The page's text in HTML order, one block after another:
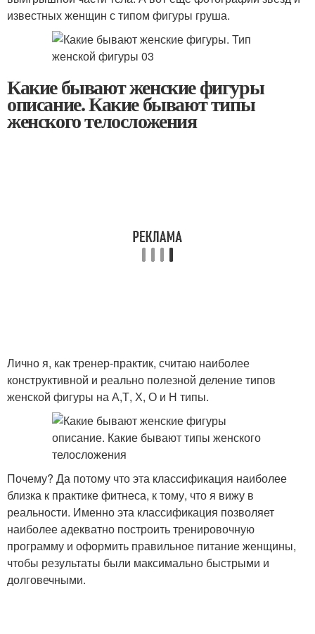
известных женщин с типом фигуры груша.
Какие бывают женские фигуры
описание. Какие бывают типы
женского телосложения
Лично я, как тренер-практик, считаю наиболее
конструктивной и реально полезной деление типов
женской фигуры на А,Т, Х, О и Н типы.
Почему? Да потому что эта классификация наиболее
близка к практике фитнеса, к тому, что я вижу в
реальности. Именно эта классификация позволяет
наиболее адекватно построить тренировочную
программу и оформить правильное питание женщины,
чтобы результаты были максимально быстрыми и
долговечными.